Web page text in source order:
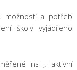
možností a potřeb
školy vyjádřeno
na „ aktivní